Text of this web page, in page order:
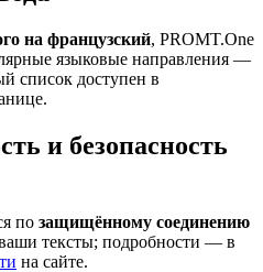
на французский, PROMT.One
языковые направления —
список доступен в
и безопасность
по защищённому соединению
тексты; подробности — в
на сайте.